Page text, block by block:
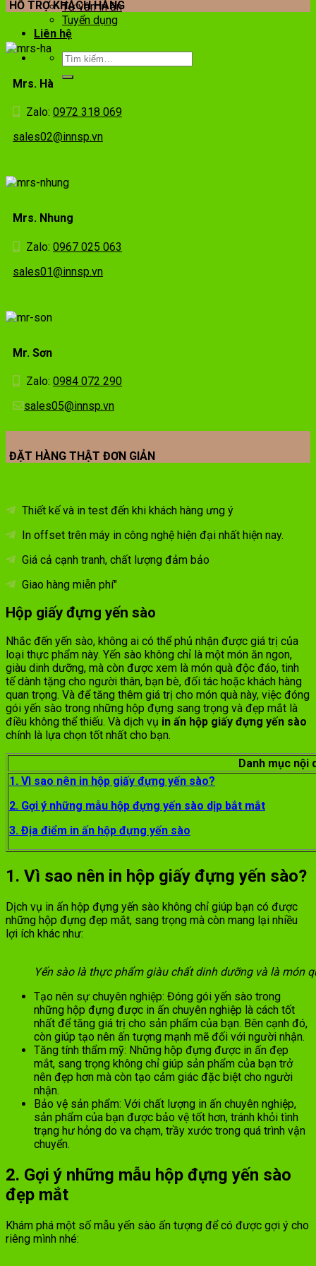
Tư vấn in ấn
Tuyển dụng
Liên hệ
HỖ TRỢ KHÁCH HÀNG
Mrs. Hà
Zalo: 0972 318 069
sales02@innsp.vn
Mrs. Nhung
Zalo: 0967 025 063
sales01@innsp.vn
Mr. Sơn
Zalo: 0984 072 290
sales05@innsp.vn
ĐẶT HÀNG THẬT ĐƠN GIẢN
Thiết kế và in test đến khi khách hàng ưng ý
In offset trên máy in công nghệ hiện đại nhất hiện nay.
Giá cả cạnh tranh, chất lượng đảm bảo
Giao hàng miễn phí"
Hộp giấy đựng yến sào
Nhắc đến yến sào, không ai có thể phủ nhận được giá trị của
loại thực phẩm này. Yến sào không chỉ là một món ăn ngon,
giàu dinh dưỡng, mà còn được xem là món quà độc đáo, tinh
tế dành tặng cho người thân, bạn bè, đối tác hoặc khách hàng
quan trọng. Và để tăng thêm giá trị cho món quà này, việc đóng
gói yến sào trong những hộp đựng sang trọng và đẹp mắt là
điều không thể thiếu. Và dịch vụ in ấn hộp giấy đựng yến sào
chính là lựa chọn tốt nhất cho bạn.
Danh mục nội
1. Vì sao nên in hộp giấy đựng yến sào?
2. Gợi ý những mẫu hộp đựng yến sào dịp bắt mắt
3. Địa điểm in ấn hộp đựng yến sào
1. Vì sao nên in hộp giấy đựng yến sào?
Dịch vụ in ấn hộp đựng yến sào không chỉ giúp bạn có được
những hộp đựng đẹp mắt, sang trọng mà còn mang lại nhiều
lợi ích khác như:
Yến sào là thực phẩm giàu chất dinh dưỡng và là món
Tạo nên sự chuyên nghiệp: Đóng gói yến sào trong
những hộp đựng được in ấn chuyên nghiệp là cách tốt
nhất để tăng giá trị cho sản phẩm của bạn. Bên cạnh đó,
còn giúp tạo nên ấn tượng mạnh mẽ đối với người nhận.
Tăng tính thẩm mỹ: Những hộp đựng được in ấn đẹp
mắt, sang trọng không chỉ giúp sản phẩm của bạn trở
nên đẹp hơn mà còn tạo cảm giác đặc biệt cho người
nhận.
Bảo vệ sản phẩm: Với chất lượng in ấn chuyên nghiệp,
sản phẩm của bạn được bảo vệ tốt hơn, tránh khỏi tình
trạng hư hỏng do va chạm, trầy xước trong quá trình vận
chuyển.
2. Gợi ý những mẫu hộp đựng yến sào
đẹp mắt
Khám phá một số mẫu yến sào ấn tượng để có được gợi ý cho
riêng mình nhé: